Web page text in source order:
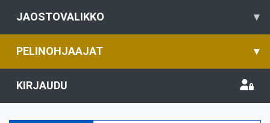
JAOSTOVALIKKO ▾
PELINOHJAAJAT ▾
KIRJAUDU